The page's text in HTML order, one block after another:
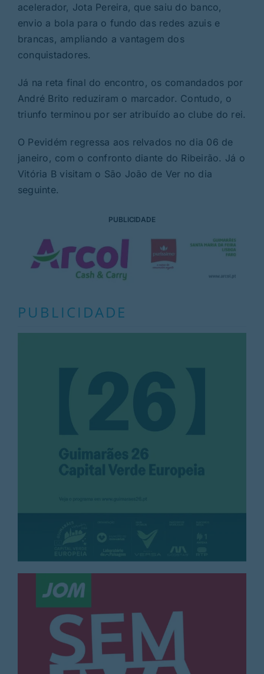
acelerador, Jota Pereira, que saiu do banco,
envio a bola para o fundo das redes azuis e
brancas, ampliando a vantagem dos
conquistadores.
Já na reta final do encontro, os comandados por
André Brito reduziram o marcador. Contudo, o
triunfo terminou por ser atribuído ao clube do rei.
O Pevidém regressa aos relvados no dia 06 de
janeiro, com o confronto diante do Ribeirão. Já o
Vitória B visitam o São João de Ver no dia
seguinte.
PUBLICIDADE
PUBLICIDADE